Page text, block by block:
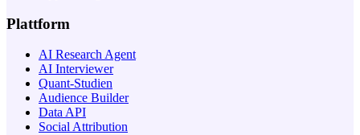
Plattform
AI Research Agent
AI Interviewer
Quant-Studien
Audience Builder
Data API
Social Attribution